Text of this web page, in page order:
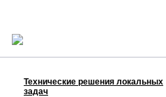
Технические решения локальных
задач